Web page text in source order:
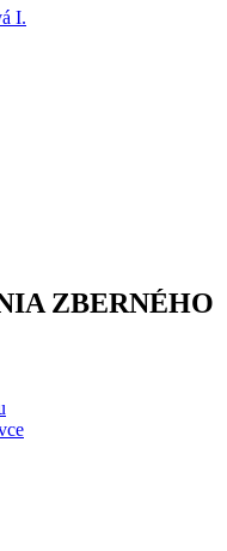
ZBERNÉHO